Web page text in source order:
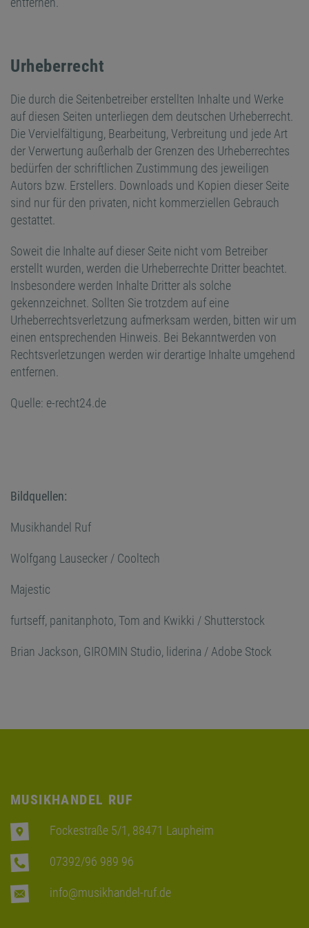
Urheberrecht
Die durch die Seitenbetreiber erstellten Inhalte und Werke
auf diesen Seiten unterliegen dem deutschen Urheberrecht.
Die Vervielfältigung, Bearbeitung, Verbreitung und jede Art
der Verwertung außerhalb der Grenzen des Urheberrechtes
bedürfen der schriftlichen Zustimmung des jeweiligen
Autors bzw. Erstellers. Downloads und Kopien dieser Seite
sind nur für den privaten, nicht kommerziellen Gebrauch
gestattet.
Soweit die Inhalte auf dieser Seite nicht vom Betreiber
erstellt wurden, werden die Urheberrechte Dritter beachtet.
Insbesondere werden Inhalte Dritter als solche
gekennzeichnet. Sollten Sie trotzdem auf eine
Urheberrechtsverletzung aufmerksam werden, bitten wir um
einen entsprechenden Hinweis. Bei Bekanntwerden von
Rechtsverletzungen werden wir derartige Inhalte umgehend
entfernen.
Quelle: e-recht24.de
Bildquellen:
Musikhandel Ruf
Wolfgang Lausecker / Cooltech
Majestic
furtseff, panitanphoto, Tom and Kwikki / Shutterstock
Brian Jackson, GIROMIN Studio, liderina / Adobe Stock
MUSIKHANDEL RUF
Fockestraße 5/1, 88471 Laupheim
07392/96 989 96
info@musikhandel-ruf.de